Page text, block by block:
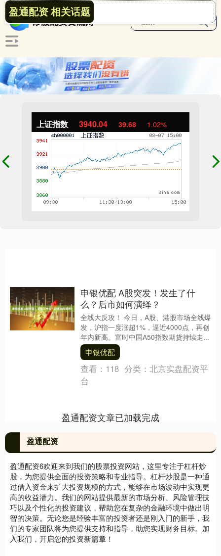
上证指数 3940.04 39.68 1.02%
盈通配资 相关话题
申银优配 A股突发！发生了什
么？后市如何演绎？
全线大反攻！ 今日，A股、港股市场全线爆
发，沪指一度涨超1%，逼近4000点，再创
年内新高。富时中国A50指数期货持续走
高，大涨超1%。有分析指出，中美经贸磋
商....
申银优配
查看： 118 分类： 北京实盘配资平
台
盈通配资文章已加载完成
盈通配资
盈通配资6欢迎来到我们的股票投资网站，这里专注于杠杆炒
股，为您提供全面的投资策略和专业指导。杠杆炒股是一种通
过借入资金来扩大投资规模的方式，能够在市场波动中实现更
高的收益潜力。我们的网站提供最新的市场分析、风险管理技
巧以及个性化的投资建议，帮助您在复杂的金融环境中做出明
智的决策。无论您是经验丰富的投资者还是刚入门的新手，我
们的专家团队将为您提供支持和指导，助您实现财务目标。加
入我们，开启您的投资新篇章！